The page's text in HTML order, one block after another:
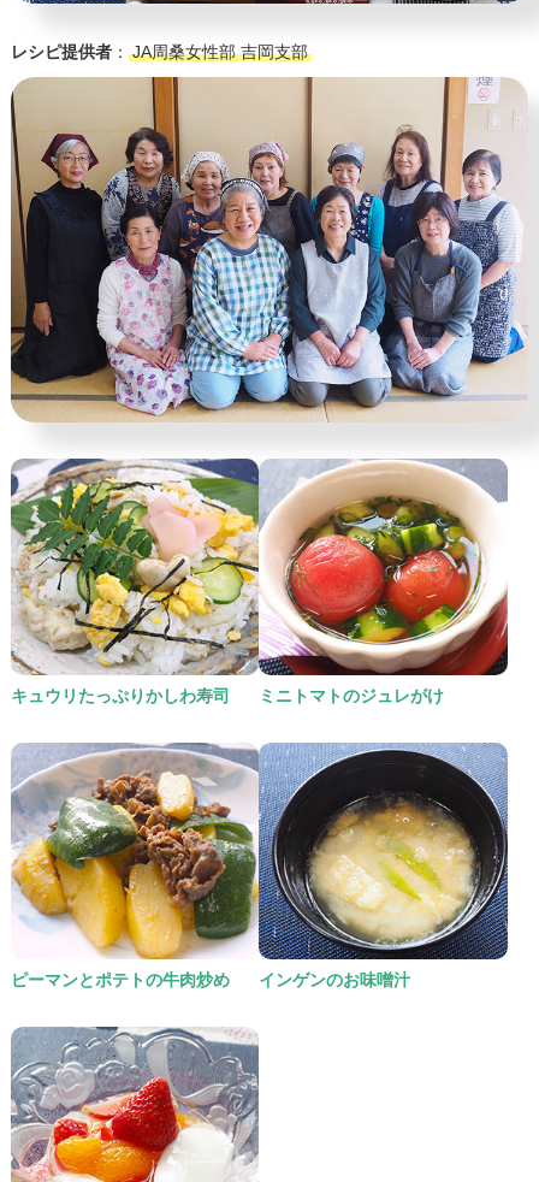
レシピ提供者： JA周桑女性部 吉岡支部
キュウリたっぷりかしわ寿司 ミニトマトのジュレがけ
ピーマンとポテトの牛肉炒め インゲンのお味噌汁